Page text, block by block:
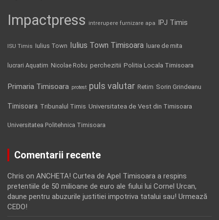
Impactpress intrerupere furnizare apa IPJ Timis
ISU Timis Iulius Town Iulius Town Timisoara luare de mita
lucrari Aquatim Nicolae Robu perchezitii Politia Locala Timisoara
Primaria Timisoara protest puls valutar Retim Sorin Grindeanu
Timisoara Tribunalul Timis Universitatea de Vest din Timisoara
Universitatea Politehnica Timisoara
Comentarii recente
Chris on ANCHETA! Curtea de Apel Timisoara a respins
pretentiile de 50 milioane de euro ale fiului lui Cornel Urcan,
daune pentru abuzurile justitiei impotriva tatalui sau! Urmează
CEDO!